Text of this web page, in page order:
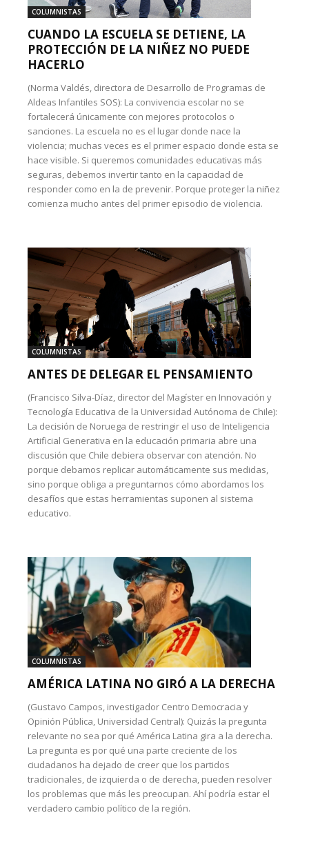
COLUMNISTAS
CUANDO LA ESCUELA SE DETIENE, LA
PROTECCIÓN DE LA NIÑEZ NO PUEDE
HACERLO
(Norma Valdés, directora de Desarrollo de Programas de
Aldeas Infantiles SOS): La convivencia escolar no se
fortalecerá únicamente con mejores protocolos o
sanciones. La escuela no es el lugar donde nace la
violencia; muchas veces es el primer espacio donde esta se
hace visible. Si queremos comunidades educativas más
seguras, debemos invertir tanto en la capacidad de
responder como en la de prevenir. Porque proteger la niñez
comienza mucho antes del primer episodio de violencia.
COLUMNISTAS
ANTES DE DELEGAR EL PENSAMIENTO
(Francisco Silva-Díaz, director del Magíster en Innovación y
Tecnología Educativa de la Universidad Autónoma de Chile):
La decisión de Noruega de restringir el uso de Inteligencia
Artificial Generativa en la educación primaria abre una
discusión que Chile debiera observar con atención. No
porque debamos replicar automáticamente sus medidas,
sino porque obliga a preguntarnos cómo abordamos los
desafíos que estas herramientas suponen al sistema
educativo.
COLUMNISTAS
AMÉRICA LATINA NO GIRÓ A LA DERECHA
(Gustavo Campos, investigador Centro Democracia y
Opinión Pública, Universidad Central): Quizás la pregunta
relevante no sea por qué América Latina gira a la derecha.
La pregunta es por qué una parte creciente de los
ciudadanos ha dejado de creer que los partidos
tradicionales, de izquierda o de derecha, pueden resolver
los problemas que más les preocupan. Ahí podría estar el
verdadero cambio político de la región.